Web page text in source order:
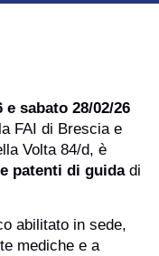
26 e sabato
la sede della FAI
sita in Via della
ilrinnovo delle
CE, D e DE.
abilitato in
le visite